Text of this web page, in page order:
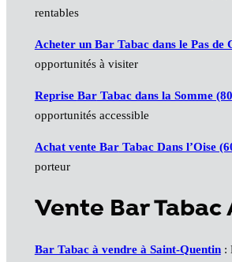
rentables
Acheter un BarTabac dans le Pas de
opportunités à visiter
Reprise BarTabac dans la Somme
opportunités accessible
Achat vente BarTabac Dans l’Oise
porteur
Vente Bar Tabac
Bar Tabac à vendre à Saint-Quentin: